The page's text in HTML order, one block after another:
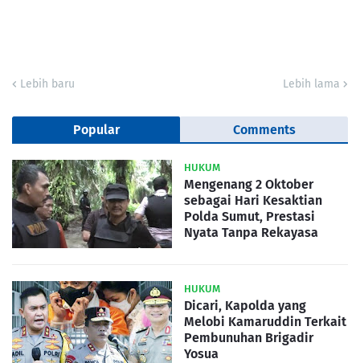
Lebih baru Lebih lama
Popular Comments
HUKUM
Mengenang 2 Oktober
sebagai Hari Kesaktian
Polda Sumut, Prestasi
Nyata Tanpa Rekayasa
HUKUM
Dicari, Kapolda yang
Melobi Kamaruddin Terkait
Pembunuhan Brigadir
Yosua